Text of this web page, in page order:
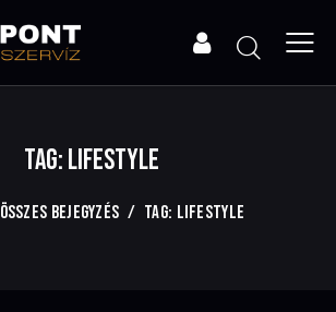
TAG: LIFESTYLE
ÖSSZES BEJEGYZÉS TAG: LIFESTYLE